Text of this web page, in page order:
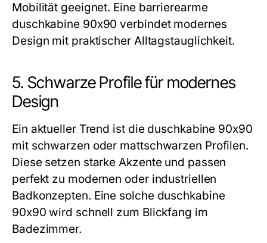
Mobilität geeignet. Eine barrierearme
duschkabine 90x90 verbindet modernes
Design mit praktischer Alltagstauglichkeit.
5. Schwarze Profile für modernes
Design
Ein aktueller Trend ist die duschkabine 90x90
mit schwarzen oder mattschwarzen Profilen.
Diese setzen starke Akzente und passen
perfekt zu modernen oder industriellen
Badkonzepten. Eine solche duschkabine
90x90 wird schnell zum Blickfang im
Badezimmer.